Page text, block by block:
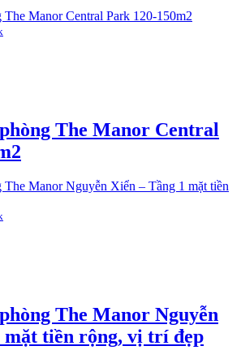
The Manor Central
The Manor Nguyễn
mặt tiền rộng, vị trí đẹp